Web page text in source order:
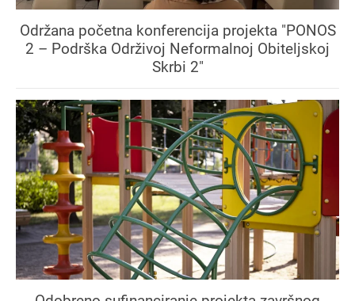
Održana početna konferencija projekta "PONOS
2 – Podrška Održivoj Neformalnoj Obiteljskoj
Skrbi 2"